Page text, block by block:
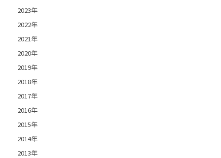
2023年
2022年
2021年
2020年
2019年
2018年
2017年
2016年
2015年
2014年
2013年